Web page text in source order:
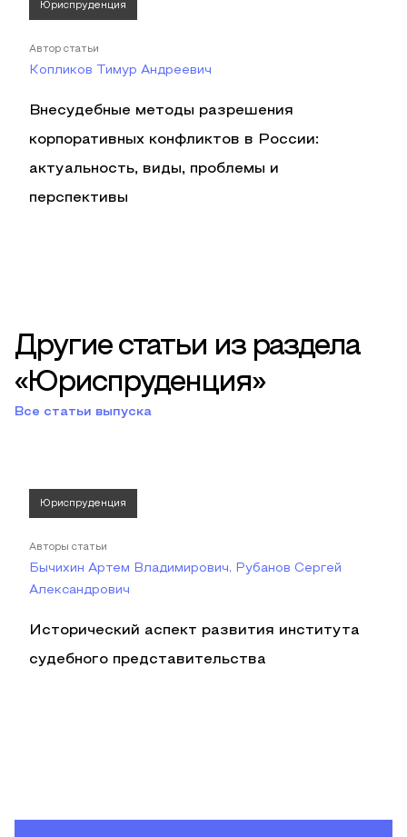
Юриспруденция
Автор статьи
Копликов Тимур Андреевич
Внесудебные методы разрешения
корпоративных конфликтов в России:
актуальность, виды, проблемы и
перспективы
Другие статьи из раздела
«Юриспруденция»
Все статьи выпуска
Юриспруденция
Авторы статьи
Бычихин Артем Владимирович, Рубанов Сергей
Александрович
Исторический аспект развития института
судебного представительства